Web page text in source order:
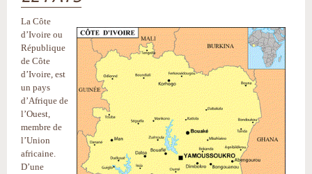
La Côte
d’Ivoire ou
République
de Côte
d’Ivoire, est
un pays
d’Afrique de
l’Ouest,
membre de
l’Union
africaine.
D’une